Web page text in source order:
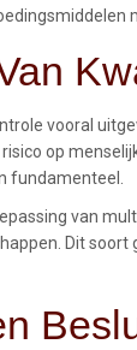
vooral
op
fundamenteel.
van
Dit